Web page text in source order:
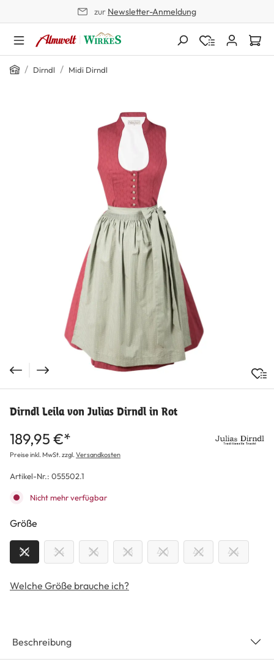
zur Newsletter-Anmeldung
Home
/ Dirndl / Midi Dirndl
Dirndl Leila von Julias Dirndl in Rot
189,95 €*
Preise inkl. MwSt. zzgl.Versandkosten
Artikel-Nr.: 055502.1
Nicht mehr verfügbar
Größe
32 34 36 38 40 42 44
Welche Größe brauche ich?
Beschreibung